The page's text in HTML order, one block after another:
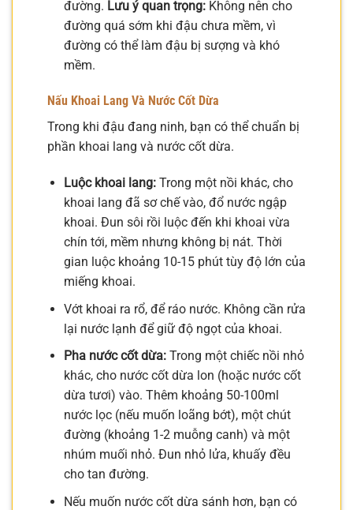
đường. Lưu ý quan trọng:Không nên cho
đường quá sớm khi đậu chưa mềm, vì
đường có thể làm đậu bị sượng và khó
mềm.
Nấu Khoai Lang Và Nước Cốt Dừa
Trong khi đậu đang ninh, bạn có thể chuẩn bị
phần khoai lang và nước cốt dừa.
Luộc khoai lang:Trong một nồi khác, cho
khoai lang đã sơ chế vào, đổ nước ngập
khoai. Đun sôi rồi luộc đến khi khoai vừa
chín tới, mềm nhưng không bị nát. Thời
gian luộc khoảng 10-15 phút tùy độ lớn của
miếng khoai.
Vớt khoai ra rổ, để ráo nước. Không cần rửa
lại nước lạnh để giữ độ ngọt của khoai.
Pha nước cốt dừa:Trong một chiếc nồi nhỏ
khác, cho nước cốt dừa lon (hoặc nước cốt
dừa tươi) vào. Thêm khoảng 50-100ml
nước lọc (nếu muốn loãng bớt), một chút
đường (khoảng 1-2 muỗng canh) và một
nhúm muối nhỏ. Đun nhỏ lửa, khuấy đều
cho tan đường.
Nếu muốn nước cốt dừa sánh hơn, bạn có